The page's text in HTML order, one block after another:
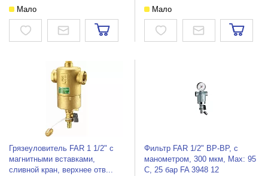
Мало Мало
Грязеуловитель FAR 1 1/2" с
магнитными вставками,
сливной кран, верхнее отв...
Фильтр FAR 1/2" ВР-ВР, с
манометром, 300 мкм, Max: 95
C, 25 бар FA 3948 12